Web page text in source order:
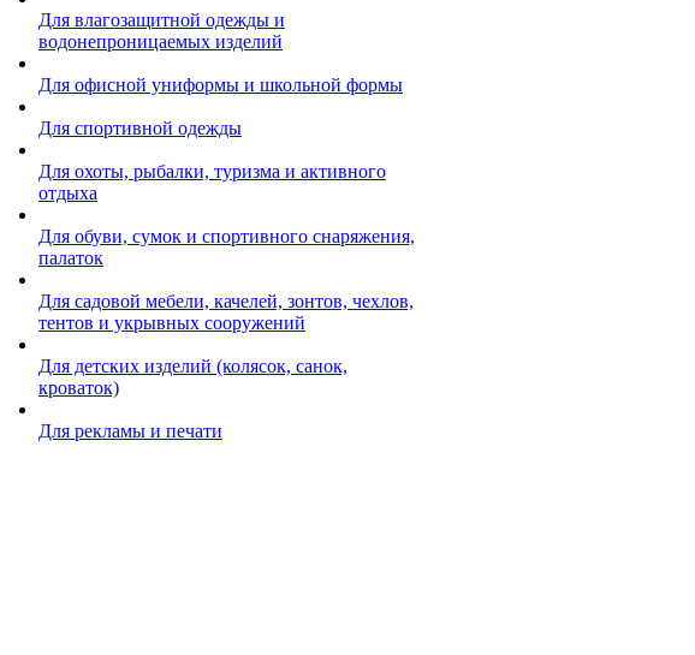
Для влагозащитной одежды и
водонепроницаемых изделий
Для офисной униформы и школьной формы
Для спортивной одежды
Для охоты, рыбалки, туризма и активного
отдыха
Для обуви, сумок и спортивного снаряжения,
палаток
Для садовой мебели, качелей, зонтов, чехлов,
тентов и укрывных сооружений
Для детских изделий (колясок, санок,
кроваток)
Для рекламы и печати